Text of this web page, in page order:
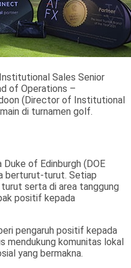
Sales Senior
of Operations –
(Director of Institutional
di turnamen golf.
of Edinburgh (DOE
berturut-turut. Setiap
serta di area tanggung
positif kepada
pengaruh positif kepada
mendukung komunitas lokal
yang bermakna.